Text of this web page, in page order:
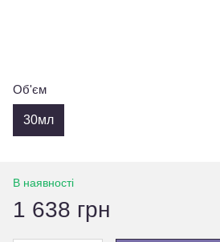
Об'єм
30мл
В наявності
1 638 грн